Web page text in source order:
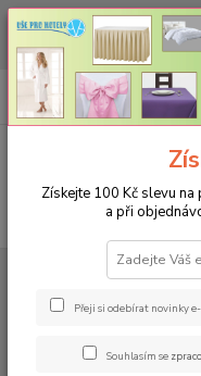
CHCETE NAKOUPIT VĚTŠÍ
+420 773 794 023
Pondělí-pátek 9-16 hodin
PROSTĚRADLA
58 světle zelená
Bavlněné
Získejte 100 Kč slevu
a při
Přeji si odebírat novinky
Souhlasím se